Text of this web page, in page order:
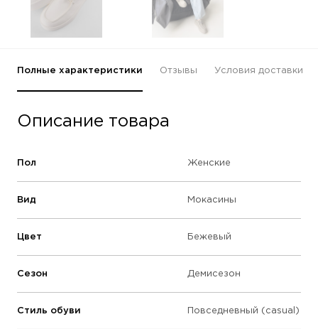
Полные характеристики Отзывы Условия доставки
Описание товара
Пол Женские
Вид Мокасины
Цвет Бежевый
Сезон Демисезон
Стиль обуви Повседневный (casual)